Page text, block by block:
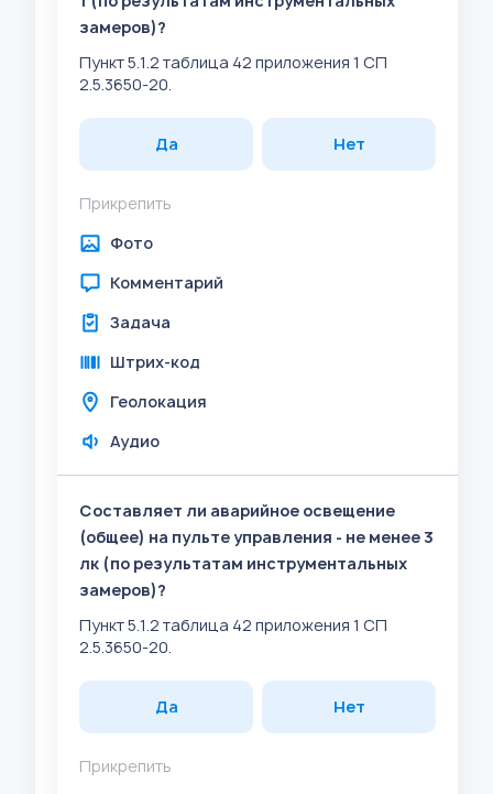
замеров)?
Пункт 5.1.2 таблица 42 приложения 1 СП
2.5.3650-20.
Да Нет
Прикрепить
Фото
Комментарий
Задача
Штрих-код
Геолокация
Аудио
Составляет ли аварийное освещение
(общее) на пульте управления - не менее 3
лк (по результатам инструментальных
замеров)?
Пункт 5.1.2 таблица 42 приложения 1 СП
2.5.3650-20.
Да Нет
Прикрепить